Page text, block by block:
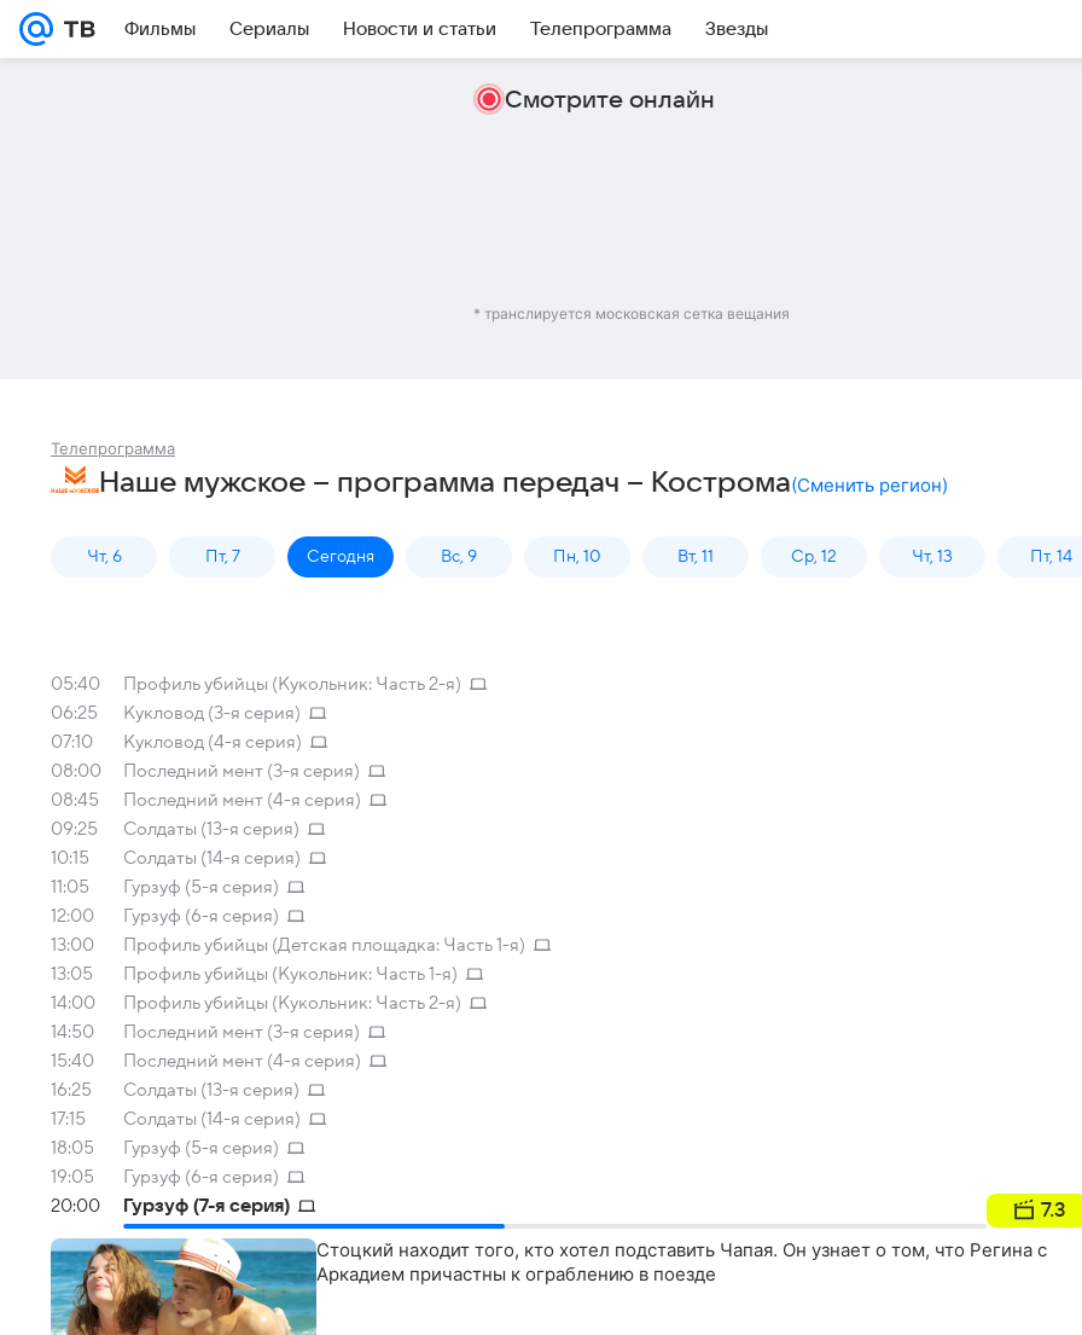
Фильмы Сериалы Новости и статьи Телепрограмма Звезды
Смотрите онлайн
* транслируется московская сетка вещания
Телепрограмма
Наше мужское – программа передач – Кострома(Сменить регион)
Чт, 6 Пт, 7 Сегодня Вс, 9 Пн, 10 Вт, 11 Ср, 12 Чт, 13 Пт, 14
05:40
Профиль убийцы (Кукольник: Часть 2-я)
06:25
Кукловод (3-я серия)
07:10
Кукловод (4-я серия)
08:00
Последний мент (3-я серия)
08:45
Последний мент (4-я серия)
09:25
Солдаты (13-я серия)
10:15
Солдаты (14-я серия)
11:05
Гурзуф (5-я серия)
12:00
Гурзуф (6-я серия)
13:00
Профиль убийцы (Детская площадка: Часть 1-я)
13:05
Профиль убийцы (Кукольник: Часть 1-я)
14:00
Профиль убийцы (Кукольник: Часть 2-я)
14:50
Последний мент (3-я серия)
15:40
Последний мент (4-я серия)
16:25
Солдаты (13-я серия)
17:15
Солдаты (14-я серия)
18:05
Гурзуф (5-я серия)
19:05
Гурзуф (6-я серия)
20:00
Гурзуф (7-я серия) 7.3
Стоцкий находит того, кто хотел подставить Чапая. Он узнает о том, что Регина с
Аркадием причастны к ограблению в поезде